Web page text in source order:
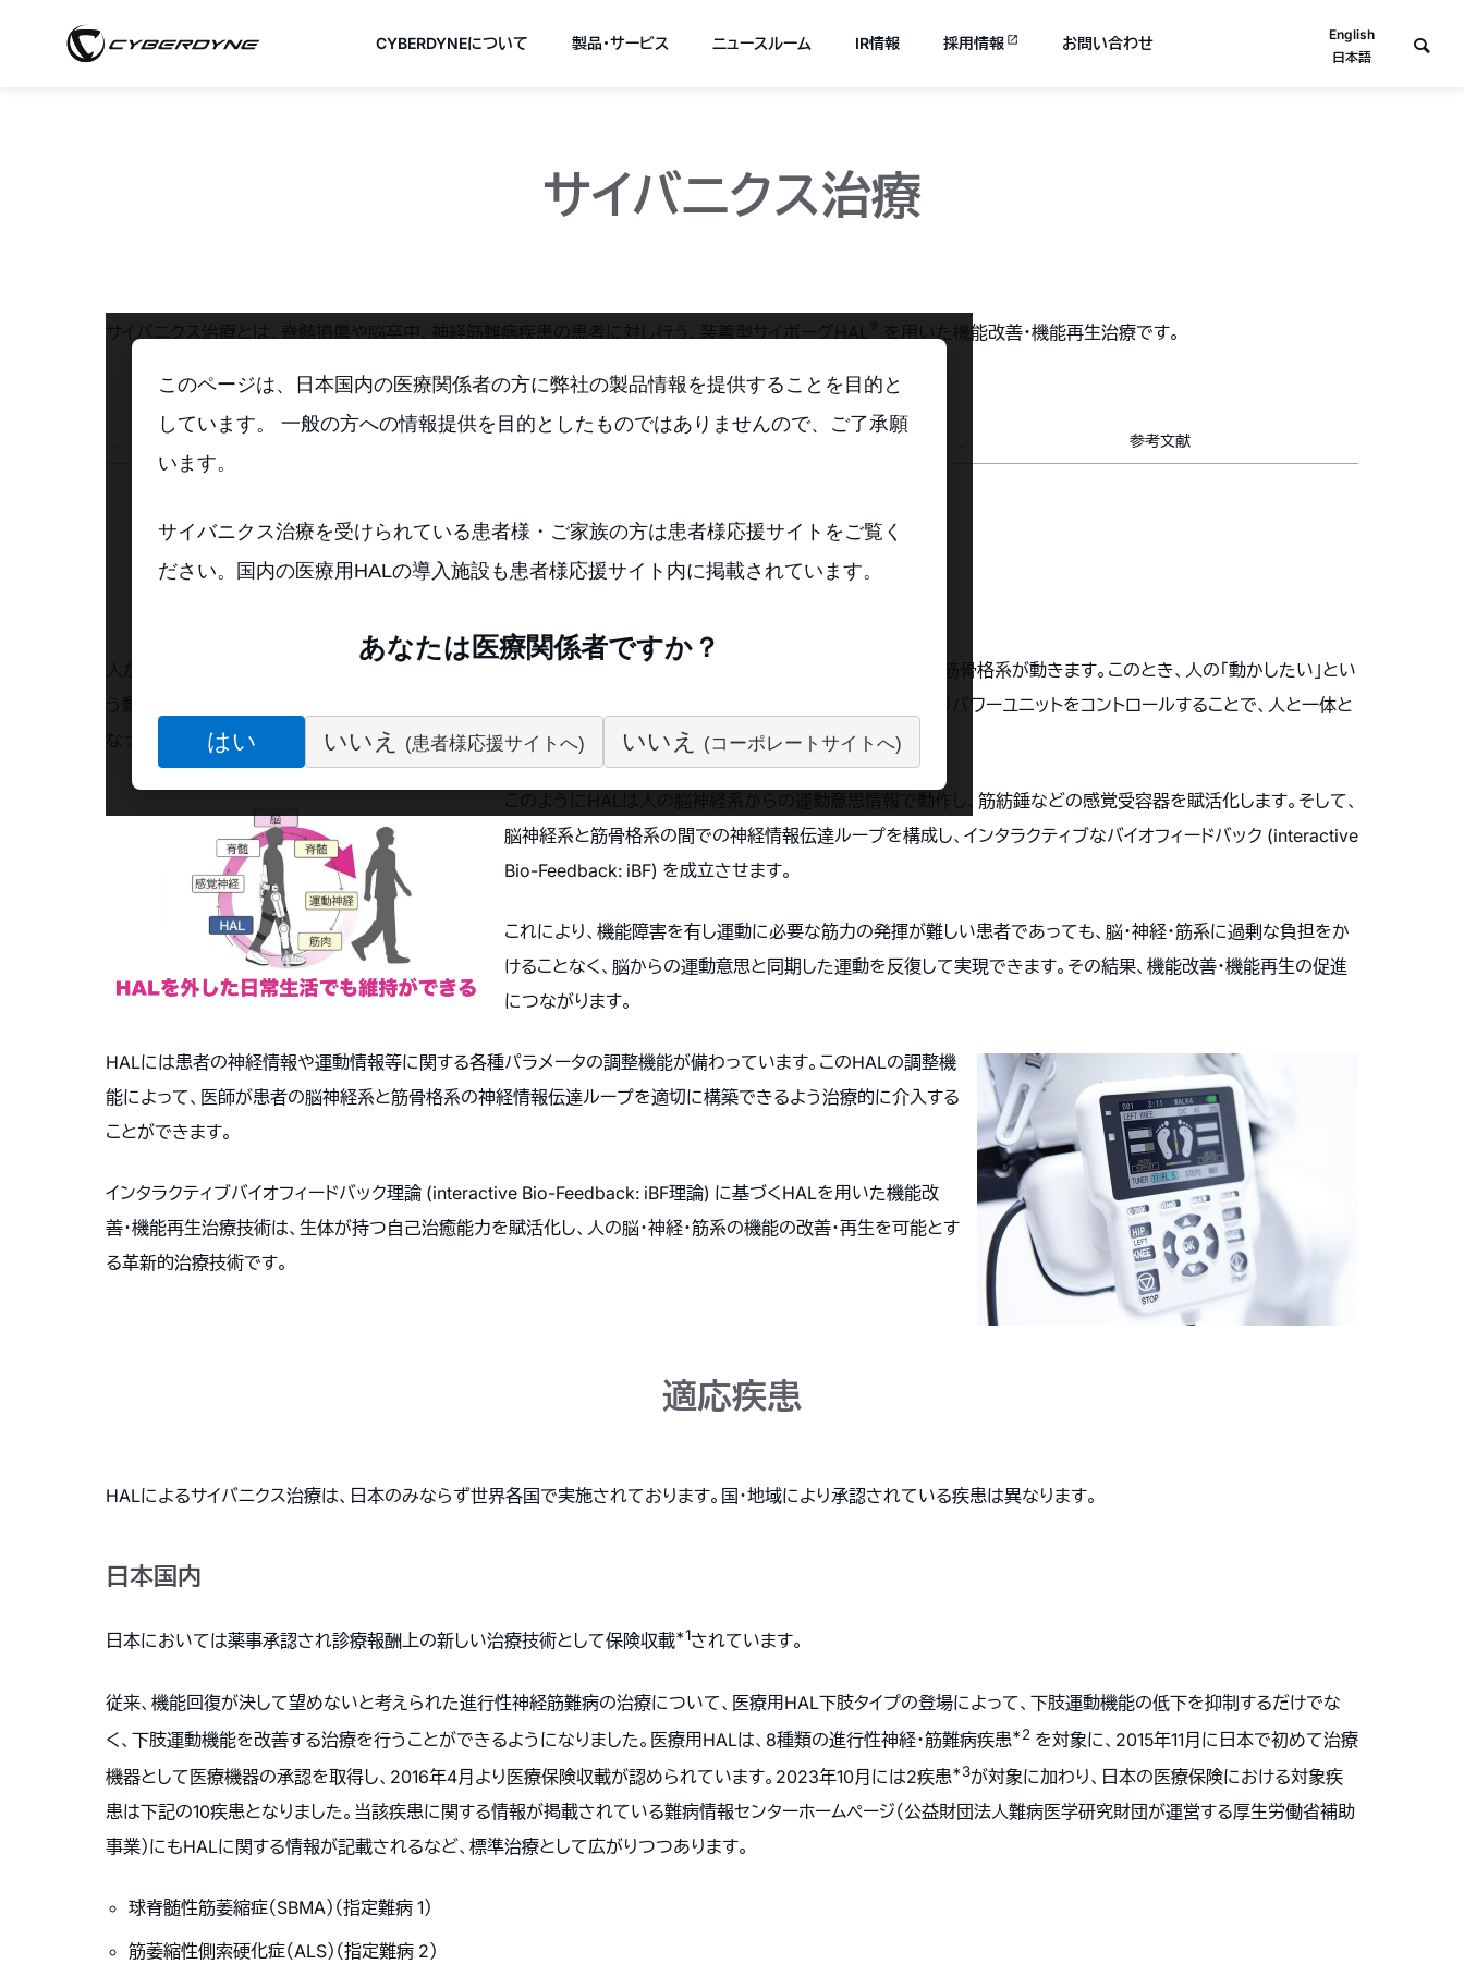
English
日本語
CYBERDYNEについて 製品・サービス ニュースルーム IR情報 採用情報 お問い合わせ
サイバニクス治療
このページは、日本国内の医療関係者の方に弊社の製品情報を提供することを目的と
しています。 一般の方への情報提供を目的としたものではありませんので、ご了承願
います。
サイバニクス治療を受けられている患者様・ご家族の方は患者様応援サイトをご覧く
ださい。国内の医療用HALの導入施設も患者様応援サイト内に掲載されています。
あなたは医療関係者ですか？
はい いいえ (患者様応援サイトへ) いいえ (コーポレートサイトへ)
サイバニクス治療とは、脊髄損傷や脳卒中、神経筋難病疾患の患者に対し行う、装着型サイボーグHAL ® を用いた機能改善・機能再生治療です。
機能改善・機能再生治療 参考文献
機能改善・機能再生治療
人が体を動かそうとするとき、脳から運動ニューロンを介して筋肉に神経信号が伝達されることで、関節などの筋骨格系が動きます。このとき、人の「動かしたい」とい
う動作意思が反映された微弱な“生体電位信号”が皮膚表面に漏れ出します。HALは、“生体電位信号”を読み取りパワーユニットをコントロールすることで、人と一体と
なって関節の動きをつくりだすことができます。
このようにHALは人の脳神経系からの運動意思情報で動作し、筋紡錘などの感覚受容器を賦活化します。そして、
脳神経系と筋骨格系の間での神経情報伝達ループを構成し、インタラクティブなバイオフィードバック (interactive
Bio-Feedback: iBF) を成立させます。
これにより、機能障害を有し運動に必要な筋力の発揮が難しい患者であっても、脳・神経・筋系に過剰な負担をか
けることなく、脳からの運動意思と同期した運動を反復して実現できます。その結果、機能改善・機能再生の促進
につながります。
HALには患者の神経情報や運動情報等に関する各種パラメータの調整機能が備わっています。このHALの調整機
能によって、医師が患者の脳神経系と筋骨格系の神経情報伝達ループを適切に構築できるよう治療的に介入する
ことができます。
インタラクティブバイオフィードバック理論 (interactive Bio-Feedback: iBF理論) に基づくHALを用いた機能改
善・機能再生治療技術は、生体が持つ自己治癒能力を賦活化し、人の脳・神経・筋系の機能の改善・再生を可能とす
る革新的治療技術です。
適応疾患
HALによるサイバニクス治療は、日本のみならず世界各国で実施されております。国・地域により承認されている疾患は異なります。
日本国内
日本においては薬事承認され診療報酬上の新しい治療技術として保険収載*1されています。
従来、機能回復が決して望めないと考えられた進行性神経筋難病の治療について、医療用HAL下肢タイプの登場によって、下肢運動機能の低下を抑制するだけでな
く、下肢運動機能を改善する治療を行うことができるようになりました。医療用HALは、8種類の進行性神経・筋難病疾患*2 を対象に、2015年11月に日本で初めて治療
機器として医療機器の承認を取得し、2016年4月より医療保険収載が認められています。2023年10月には2疾患*3が対象に加わり、日本の医療保険における対象疾
患は下記の10疾患となりました。当該疾患に関する情報が掲載されている難病情報センターホームページ（公益財団法人難病医学研究財団が運営する厚生労働省補助
事業）にもHALに関する情報が記載されるなど、標準治療として広がりつつあります。
球脊髄性筋萎縮症（SBMA）（指定難病 1）
筋萎縮性側索硬化症（ALS）（指定難病 2）